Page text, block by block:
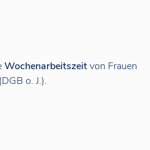
Wochenarbeitszeitvon Frauen
o. J.).